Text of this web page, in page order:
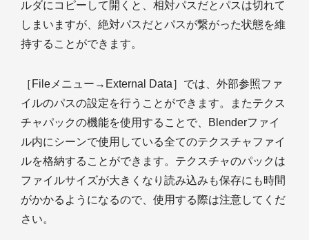
ルダにコピーして開くと、相対パスだとパスは切れて
しまいますが、絶対パスだとパスが繋がった状態を維
持することができます。
［Fileメニュー→External Data］では、外部参照ファ
イルのパスの設定を行うことができます。またテクス
チャパックの機能を使用することで、Blenderファイ
ル内にシーンで使用している全てのテクスチャファイ
ルを格納することができます。テクスチャのパックは
ファイルサイズが大きくなり読み込みも保存にも時間
がかかるようになるので、使用する際は注意してくだ
さい。